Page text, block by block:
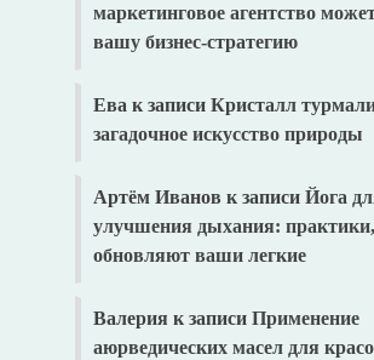
маркетинговое агентство
вашу бизнес-стратегию
Ева к записи Кристалл
загадочное искусство природы
Артём Иванов к записи Йога
улучшения дыхания:
обновляют ваши легкие
Валерия к записи Применение
аюрведических масел для